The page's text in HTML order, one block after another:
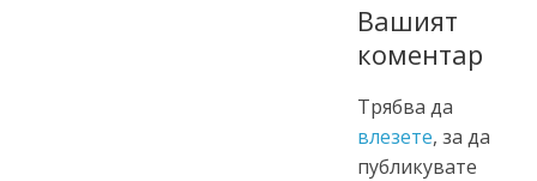
Вашият
коментар
Трябва да
влезете, за да
публикувате